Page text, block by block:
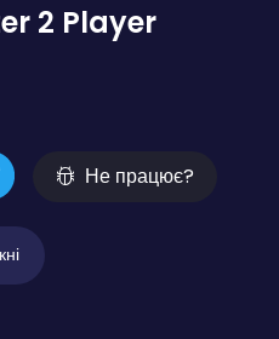
2 Player
Не працює?